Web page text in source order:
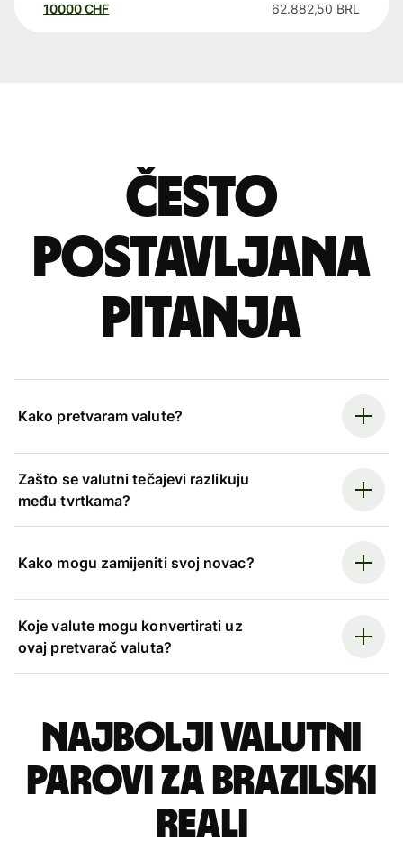
10000 CHF 62.882,50 BRL
Često
postavljana
pitanja
Kako pretvaram valute?
Zašto se valutni tečajevi razlikuju
među tvrtkama?
Kako mogu zamijeniti svoj novac?
Koje valute mogu konvertirati uz
ovaj pretvarač valuta?
Najbolji valutni
parovi za brazilski
reali